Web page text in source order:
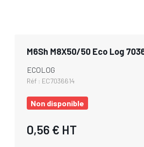
M6Sh M8X50/50 Eco Log
ECOLOG
Réf : EC7036614
Non disponible
0,56 € HT